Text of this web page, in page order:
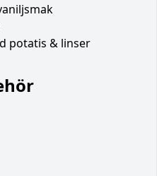
potatis & linser